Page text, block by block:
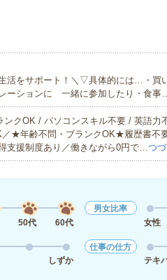
活をサポート！＼▽具体的には…・買
ーションに 一緒に参加したり・食事
クOK / パソコンスキル不要 / 英語力
／★年齢不問・ブランクOK★履歴書不
支援制度あり／働きながら0円で…つ
50代 60代
男女比率
女性
しずか
仕事の仕方
テキ